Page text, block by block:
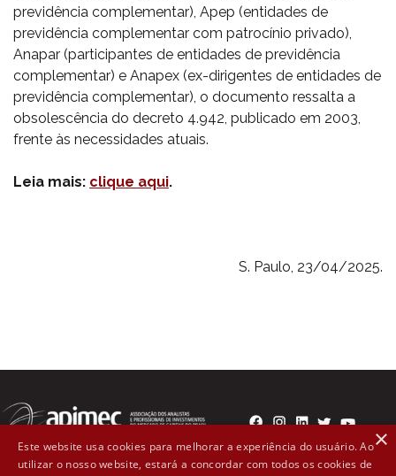
previdência complementar), Apep (entidades de
previdência complementar com patrocínio privado),
Anapar (participantes de entidades de previdência
complementar) e Anapex (ex-dirigentes de entidades de
previdência complementar), o documento ressalta a
obsolescência do decreto 4.942, publicado em 2003,
frente às necessidades atuais.
Leia mais: clique aqui.
S. Paulo, 23/04/2025.
×
Este website usa cookies para melhorar a experiência do usuário. Ao
utilizar o nosso website, estará a concordar com todos os cookies de